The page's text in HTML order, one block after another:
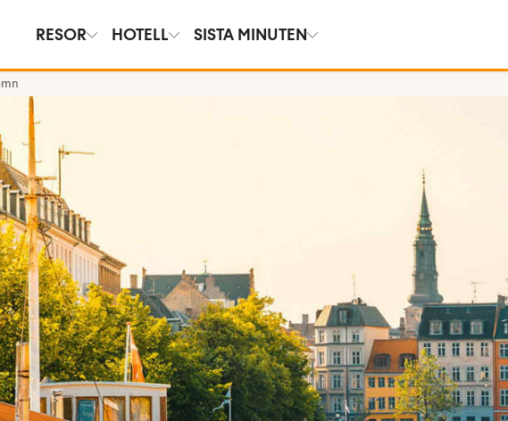
RESOR HOTELL SISTA MINUTEN